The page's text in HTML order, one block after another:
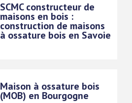
SCMC constructeur de
maisons en bois :
construction de maisons
à ossature bois en Savoie
Maison à ossature bois
(MOB) en Bourgogne